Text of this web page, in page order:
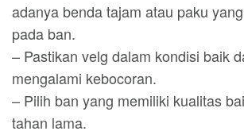
adanya benda tajam atau paku
pada ban.
– Pastikan velg dalam kondisi baik
mengalami kebocoran.
– Pilih ban yang memiliki kualitas
tahan lama.